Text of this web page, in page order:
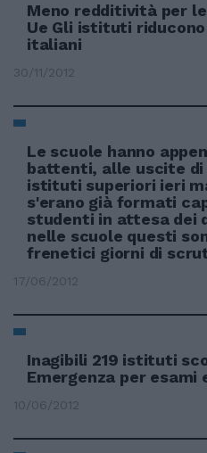
Meno redditività per
Ue Gli istituti
italiani
30/11/2012
Le scuole hanno
battenti, alle uscite di
istituti superiori ieri
s'erano già formati
studenti in attesa dei
nelle scuole questi
frenetici giorni di
17/06/2012
Inagibili 219 istituti
Emergenza per esami
10/06/2012